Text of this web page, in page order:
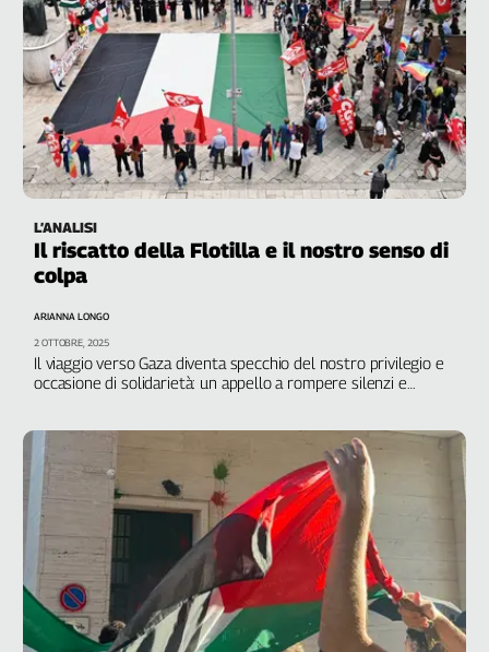
L’ANALISI
Il riscatto della Flotilla e il nostro senso di
colpa
Il viaggio verso Gaza diventa specchio del nostro privilegio e
occasione di solidarietà: un appello a rompere silenzi e
ARIANNA LONGO
2 OTTOBRE, 2025